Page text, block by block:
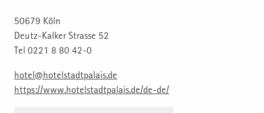
50679 Köln
Deutz-Kalker Strasse 52
Tel 0221 8 80 42-0
hotel@hotelstadtpalais.de
https://www.hotelstadtpalais.de/de-de/